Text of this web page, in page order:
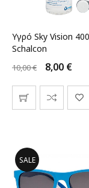
Υγρό Sky Vision
Schalcon
10,00€ 8,00 €
SALE